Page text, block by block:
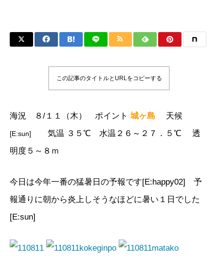
この記事のタイトルとURLをコピーする
海況 ８/１１（木） ポイント 城ヶ島 天候
[E:sun] 気温 ３５℃ 水温２６～２７．５℃
透
明度５～８ｍ
今日は今年一番の猛暑日の予報です[E:happy02] 予
報通りに朝から炎上しそうなほどに暑い１日でした
[E:sun]